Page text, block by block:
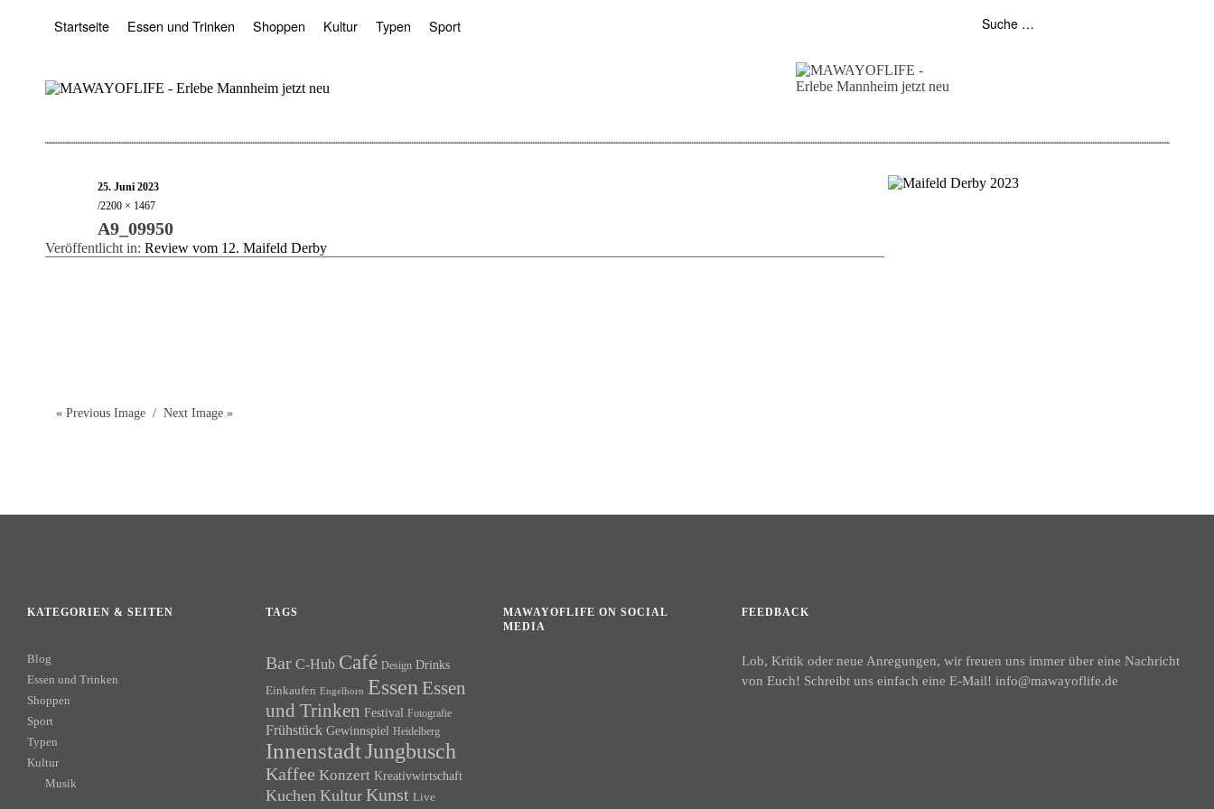
Startseite Essen und Trinken Shoppen Kultur Typen Sport
25. Juni 2023
2200 × 1467
A9_09950
Veröffentlicht in: Review vom 12. Maifeld Derby
« Previous Image Next Image »
KATEGORIEN & SEITEN
Blog
Essen und Trinken
Shoppen
Sport
Typen
Kultur
Musik
TAGS
Bar C-Hub Café Design Drinks
Einkaufen Engelhorn Essen Essen
und Trinken Festival Fotografie
Frühstück Gewinnspiel Heidelberg
InnenstadtJungbusch
Kaffee Konzert Kreativwirtschaft
Kuchen Kultur Kunst Live
MAWAYOFLIFE ON SOCIAL
MEDIA
FEEDBACK
Lob, Kritik oder neue Anregungen, wir freuen uns immer über eine Nachricht
von Euch! Schreibt uns einfach eine E-Mail! info@mawayoflife.de